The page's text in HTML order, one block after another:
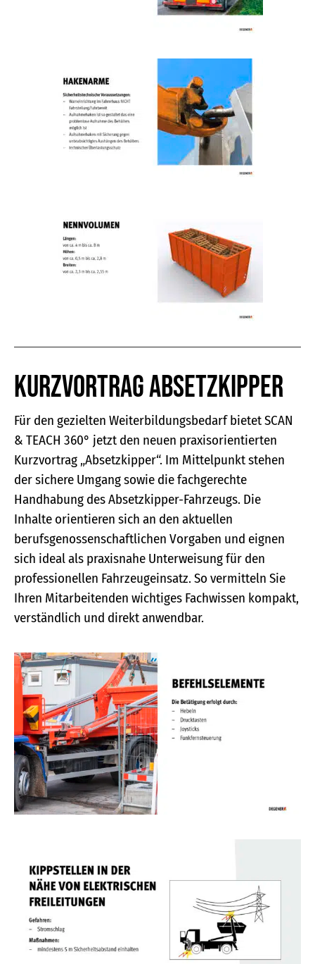
Kurzvortrag Absetzkipper
Für den gezielten Weiterbildungsbedarf bietet SCAN
& TEACH 360° jetzt den neuen praxisorientierten
Kurzvortrag „Absetzkipper“. Im Mittelpunkt stehen
der sichere Umgang sowie die fachgerechte
Handhabung des Absetzkipper-Fahrzeugs. Die
Inhalte orientieren sich an den aktuellen
berufsgenossenschaftlichen Vorgaben und eignen
sich ideal als praxisnahe Unterweisung für den
professionellen Fahrzeugeinsatz. So vermitteln Sie
Ihren Mitarbeitenden wichtiges Fachwissen kompakt,
verständlich und direkt anwendbar.